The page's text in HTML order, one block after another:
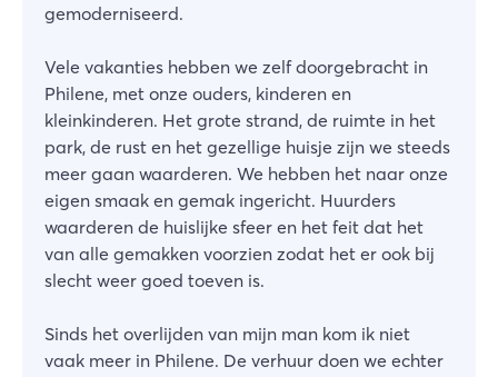
gemoderniseerd.
Vele vakanties hebben we zelf doorgebracht in
Philene, met onze ouders, kinderen en
kleinkinderen. Het grote strand, de ruimte in het
park, de rust en het gezellige huisje zijn we steeds
meer gaan waarderen. We hebben het naar onze
eigen smaak en gemak ingericht. Huurders
waarderen de huislijke sfeer en het feit dat het
van alle gemakken voorzien zodat het er ook bij
slecht weer goed toeven is.
Sinds het overlijden van mijn man kom ik niet
vaak meer in Philene. De verhuur doen we echter